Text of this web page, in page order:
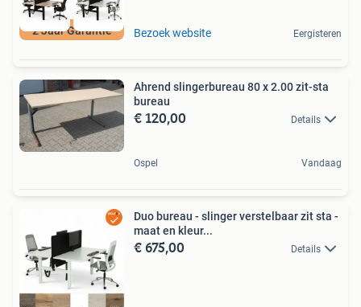
2 Jaar Garantie Bezoek website Eergisteren
Ahrend slingerbureau 80 x 2.00 zit-sta
bureau
€ 120,00 Details
Ospel Vandaag
Duo bureau - slinger verstelbaar zit sta -
maat en kleur...
€ 675,00 Details